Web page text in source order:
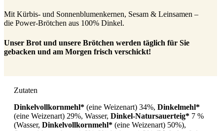
Mit Kürbis- und Sonnenblumenkernen, Sesam & Leinsamen –
die Power-Brötchen aus 100% Dinkel.
Unser Brot und unsere Brötchen werden täglich für Sie
gebacken und am Morgen frisch verschickt!
Zutaten
Dinkelvollkornmehl* (eine Weizenart) 34%, Dinkelmehl*
(eine Weizenart) 29%, Wasser, Dinkel-Natursauerteig* 7 %
(Wasser, Dinkelvollkornmehl* (eine Weizenart) 50%),